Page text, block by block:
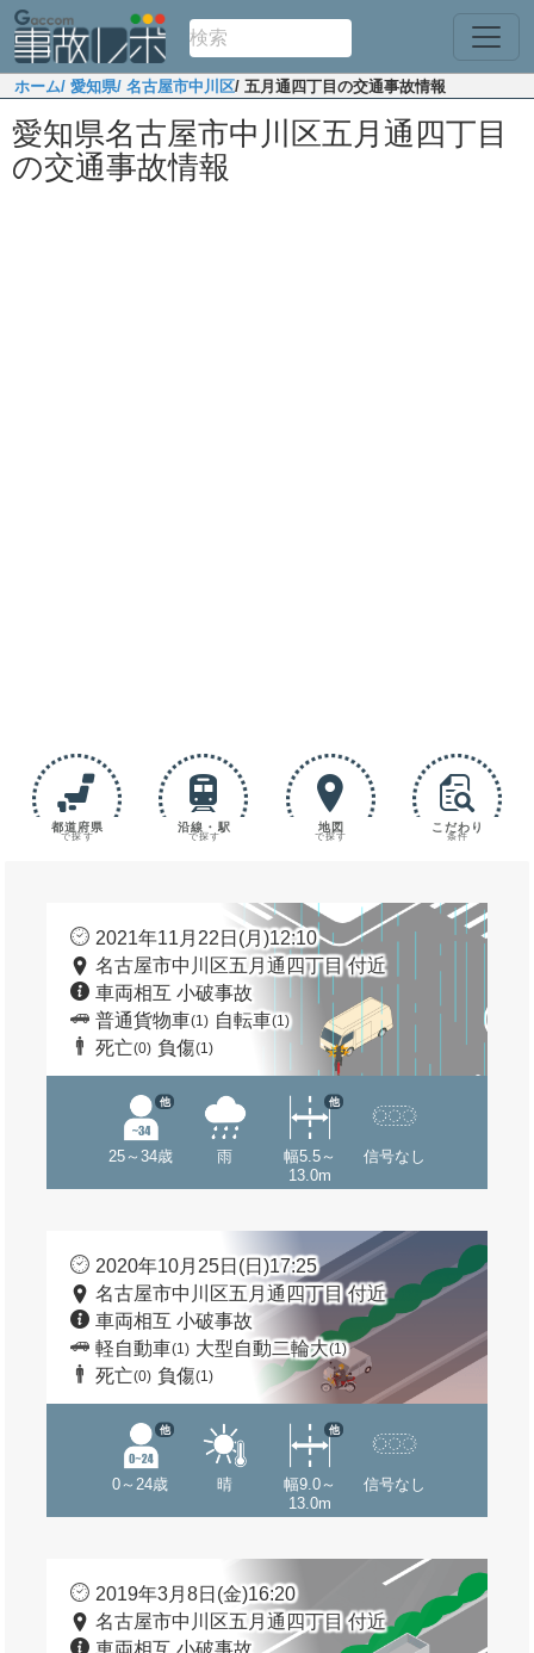
ホーム/ 愛知県/ 名古屋市中川区/ 五月通四丁目の交通事故情報
愛知県名古屋市中川区五月通四丁目
の交通事故情報
都道府県
で探す
沿線・駅
で探す
地図
で探す
こだわり
条件
2021年11月22日(月)12:10
名古屋市中川区五月通四丁目 付近
車両相互 小破事故
普通貨物車(1) 自転車(1)
死亡(0) 負傷(1)
25～34歳
他
雨
幅5.5～
13.0m
他
信号なし
2020年10月25日(日)17:25
名古屋市中川区五月通四丁目 付近
車両相互 小破事故
軽自動車(1) 大型自動二輪大(1)
死亡(0) 負傷(1)
0～24歳
他
晴
幅9.0～
13.0m
他
信号なし
2019年3月8日(金)16:20
名古屋市中川区五月通四丁目 付近
車両相互 小破事故